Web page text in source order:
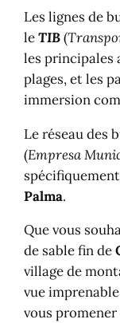
Les lignes de
leTIB(
les
plages, et les
immersion
Le réseau des
(Empresa
Palma.
Que vous
de sable fin de
village de
vue
vous